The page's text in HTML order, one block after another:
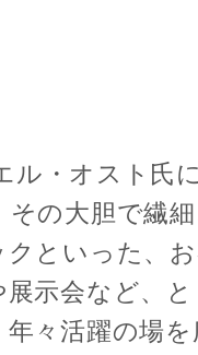
ル・オスト氏
の大胆で繊
といった、
示会など、
々活躍の場を